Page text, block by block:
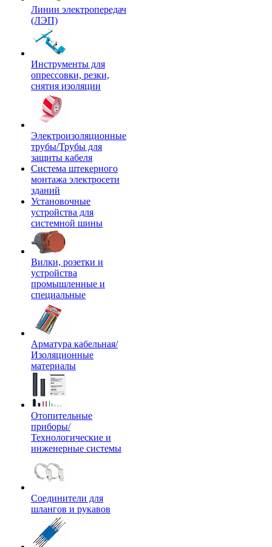
Линии электропередач
(ЛЭП)
Инструменты для
опрессовки, резки,
снятия изоляции
Электроизоляционные
трубы/Трубы для
защиты кабеля
Система штекерного
монтажа электросети
зданий
Установочные
устройства для
системной шины
Вилки, розетки и
устройства
промышленные и
специальные
Арматура кабельная/
Изоляционные
материалы
Отопительные
приборы/
Технологические и
инженерные системы
Соединители для
шлангов и рукавов